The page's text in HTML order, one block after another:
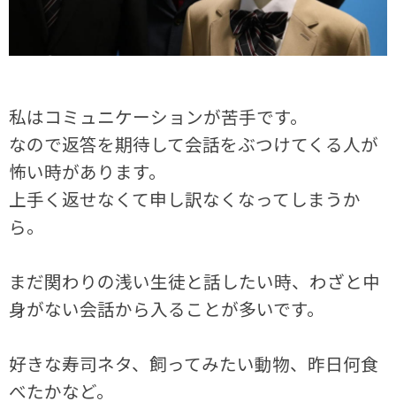
私はコミュニケーションが苦手です。
なので返答を期待して会話をぶつけてくる人が
怖い時があります。
上手く返せなくて申し訳なくなってしまうか
ら。
まだ関わりの浅い生徒と話したい時、わざと中
身がない会話から入ることが多いです。
好きな寿司ネタ、飼ってみたい動物、昨日何食
べたかなど。